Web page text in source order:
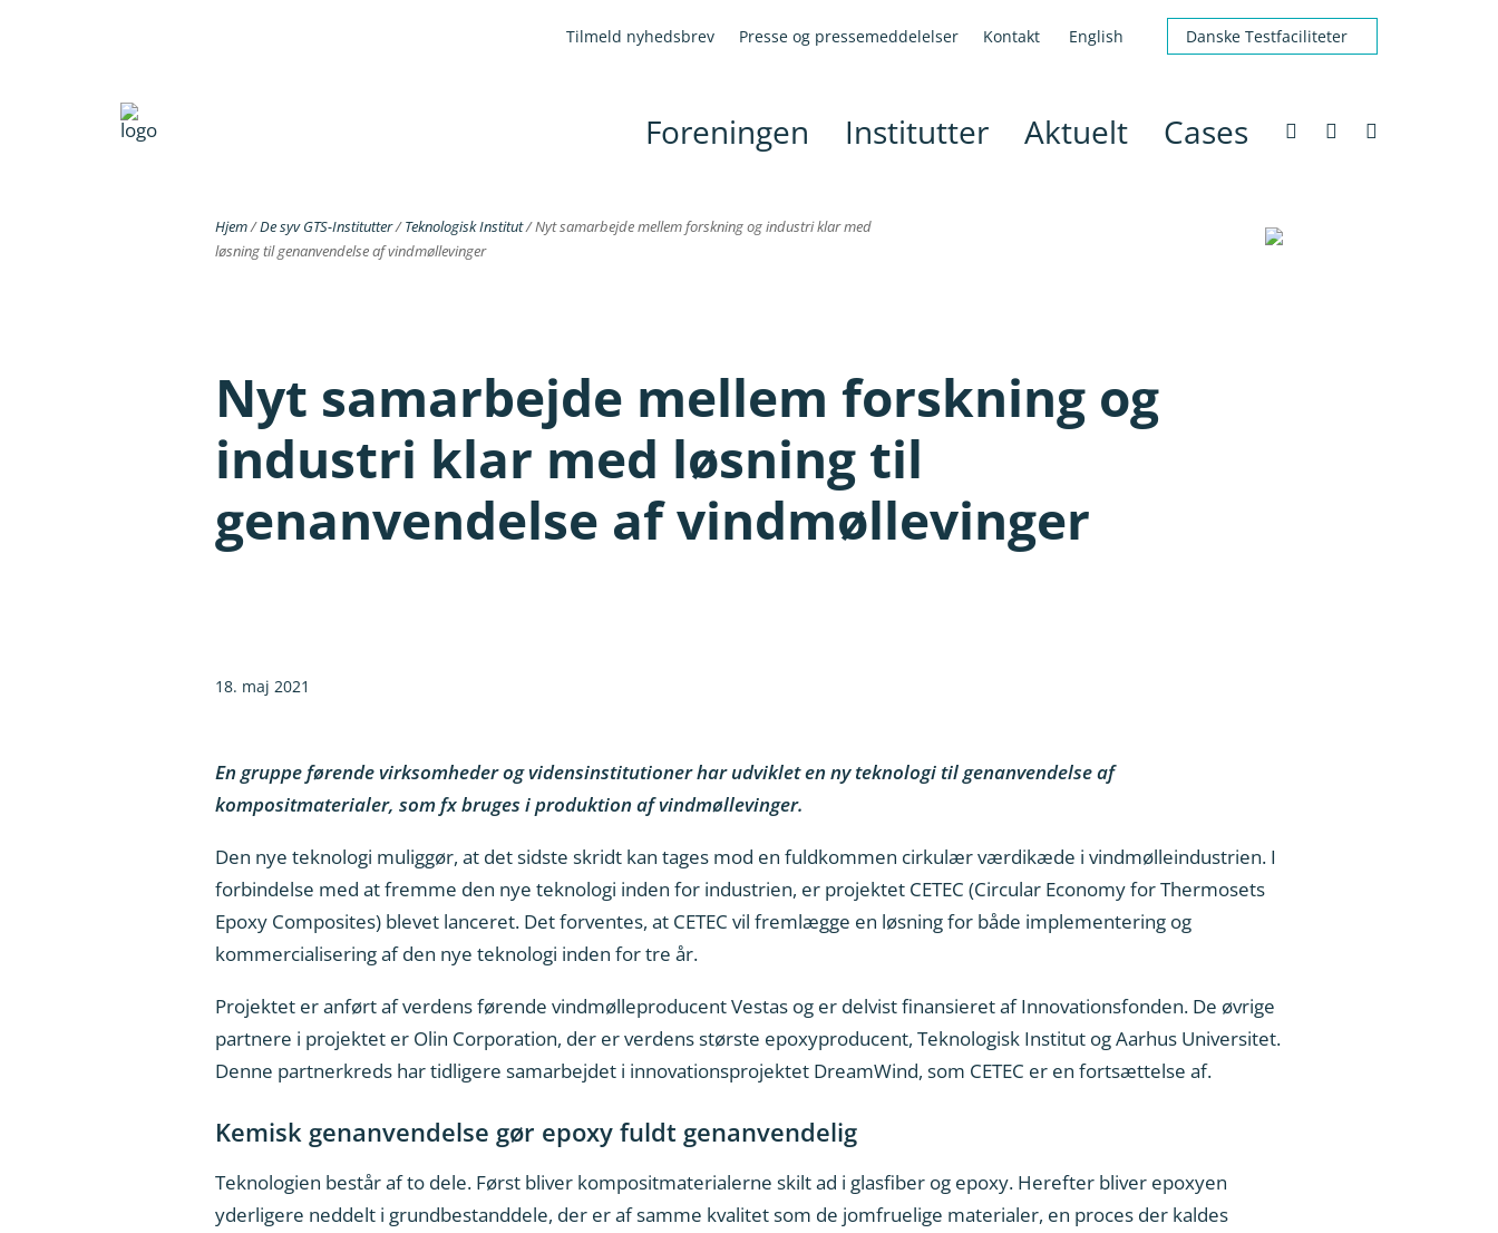
Tilmeld nyhedsbrev Presse og pressemeddelelser Kontakt English Danske Testfaciliteter
Foreningen Institutter Aktuelt Cases
Hjem/De syv GTS-Institutter/Teknologisk Institut/Nyt samarbejde mellem forskning og industri klar med
løsning til genanvendelse af vindmøllevinger
Nyt samarbejde mellem forskning og
industri klar med løsning til
genanvendelse af vindmøllevinger
18. maj 2021
En gruppe førende virksomheder og vidensinstitutioner har udviklet en ny teknologi til genanvendelse af
kompositmaterialer, som fx bruges i produktion af vindmøllevinger.
Den nye teknologi muliggør, at det sidste skridt kan tages mod en fuldkommen cirkulær værdikæde i vindmølleindustrien. I
forbindelse med at fremme den nye teknologi inden for industrien, er projektet CETEC (Circular Economy for Thermosets
Epoxy Composites) blevet lanceret. Det forventes, at CETEC vil fremlægge en løsning for både implementering og
kommercialisering af den nye teknologi inden for tre år.
Projektet er anført af verdens førende vindmølleproducent Vestas og er delvist finansieret af Innovationsfonden. De øvrige
partnere i projektet er Olin Corporation, der er verdens største epoxyproducent, Teknologisk Institut og Aarhus Universitet.
Denne partnerkreds har tidligere samarbejdet i innovationsprojektet DreamWind, som CETEC er en fortsættelse af.
Kemisk genanvendelse gør epoxy fuldt genanvendelig
Teknologien består af to dele. Først bliver kompositmaterialerne skilt ad i glasfiber og epoxy. Herefter bliver epoxyen
yderligere neddelt i grundbestanddele, der er af samme kvalitet som de jomfruelige materialer, en proces der kaldes